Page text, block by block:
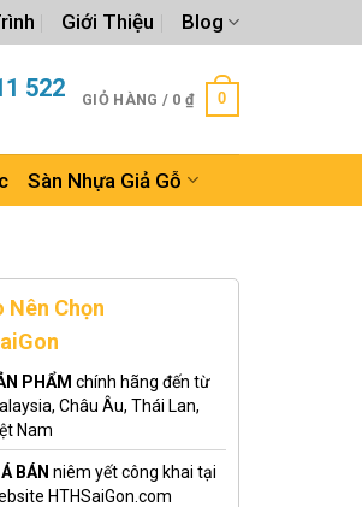
Giới Thiệu Blog
522 GIỎ HÀNG / 0 ₫ 0
Sàn Nhựa Giả Gỗ
Nên Chọn
PHẨM chính hãng đến từ
Châu Âu, Thái Lan,
Nam
BÁN niêm yết công khai tại
HTHSaiGon.com